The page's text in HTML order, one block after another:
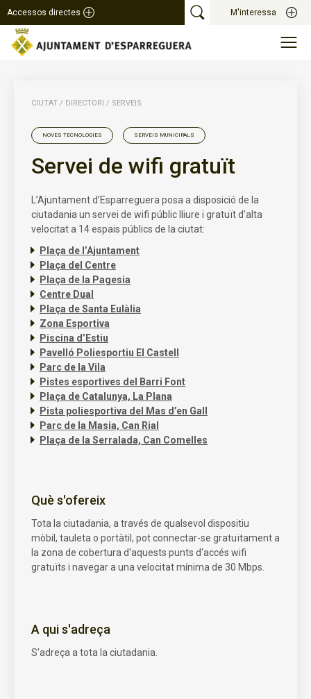
Accessos directes M'interessa
CIUTAT / DIRECTORI / SERVEIS
NOVES TECNOLOGIES SERVEIS MUNICIPALS
Servei de wifi gratuït
L’Ajuntament d’Esparreguera posa a disposició de la
ciutadania un servei de wifi públic lliure i gratuït d’alta
velocitat a 14 espais públics de la ciutat:
Plaça de l’Ajuntament
Plaça del Centre
Plaça de la Pagesia
Centre Dual
Plaça de Santa Eulàlia
Zona Esportiva
Piscina d’Estiu
Pavelló Poliesportiu El Castell
Parc de la Vila
Pistes esportives del Barri Font
Plaça de Catalunya, La Plana
Pista poliesportiva del Mas d’en Gall
Parc de la Masia, Can Rial
Plaça de la Serralada, Can Comelles
Què s'ofereix
Tota la ciutadania, a través de qualsevol dispositiu
mòbil, tauleta o portàtil, pot connectar-se gratuïtament a
la zona de cobertura d'aquests punts d'accés wifi
gratuïts i navegar a una velocitat mínima de 30 Mbps.
A qui s'adreça
S’adreça a tota la ciutadania.